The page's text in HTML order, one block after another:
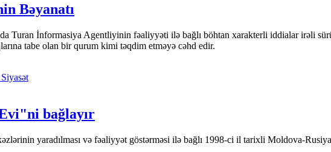
Bəyanatı
Turan İnformasiya Agentliyinin fəaliyyəti ilə bağlı böhtan xarakterli iddialar irəli
tabe olan bir qurum kimi təqdim etməyə cəhd edir.
Siyasət
bağlayır
yaradılması və fəaliyyət göstərməsi ilə bağlı 1998-ci il tarixli Moldova-